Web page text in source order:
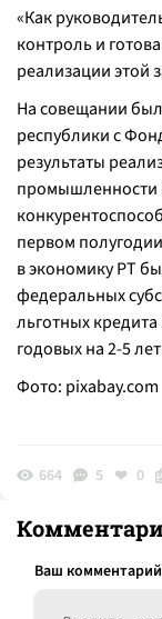
«Как
контроль и
реализации этой
На совещании
республики с
результаты
первом
в экономику РТ
федеральных
льготных
годовых на 2-5
Фото: pixabay.com
664 5 0